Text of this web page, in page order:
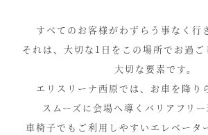
すべてのお客様がわずらう事なく行
それは、大切な1日をこの場所でお過ご
大切な要素です。
エリスリーナ西原では、お車を降り
スムーズに会場へ導くバリアフリー
車椅子でもご利用しやすいエレベータ